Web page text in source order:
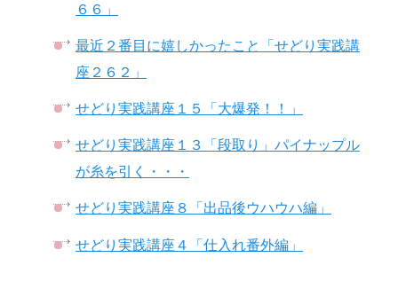
６６」
最近２番目に嬉しかったこと「せどり実践講
座２６２」
せどり実践講座１５「大爆発！！」
せどり実践講座１３「段取り」パイナップル
が糸を引く・・・
せどり実践講座８「出品後ウハウハ編」
せどり実践講座４「仕入れ番外編」